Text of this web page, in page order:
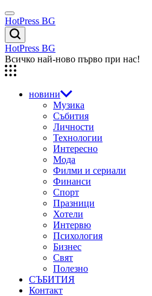
Skip
to
content
Menu
HotPress BG
Търсене
HotPress BG
Всичко най-ново първо при нас!
новини
Музика
Събития
Личности
Технологии
Интересно
Мода
Филми и сериали
Финанси
Спорт
Празници
Хотели
Интервю
Психология
Бизнес
Свят
Полезно
СЪБИТИЯ
Контакт